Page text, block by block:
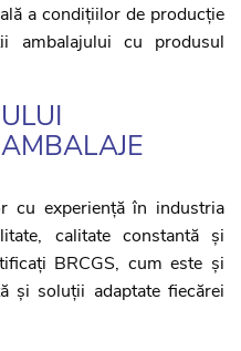
a condițiilor de producție
ambalajului cu produsul
cu experiență în industria
calitate constantă și
BRCGS, cum este și
și soluții adaptate fiecărei